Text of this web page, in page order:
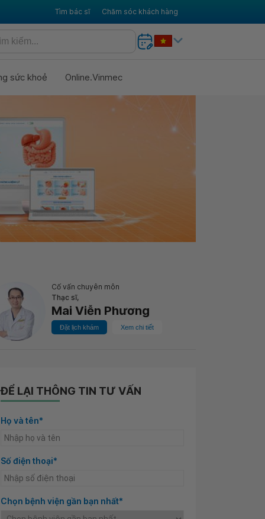
Tìm bác sĩ Chăm sóc khách hàng
sức khoẻ Online.Vinmec
Cố vấn chuyên môn
Thạc sĩ,
Mai Viễn Phương
Đặt lịch khám Xem chi tiết
ĐỂ LẠI THÔNG TIN TƯ VẤN
Họ và tên*
Số điện thoại*
Chọn bệnh viện gần bạn nhất*